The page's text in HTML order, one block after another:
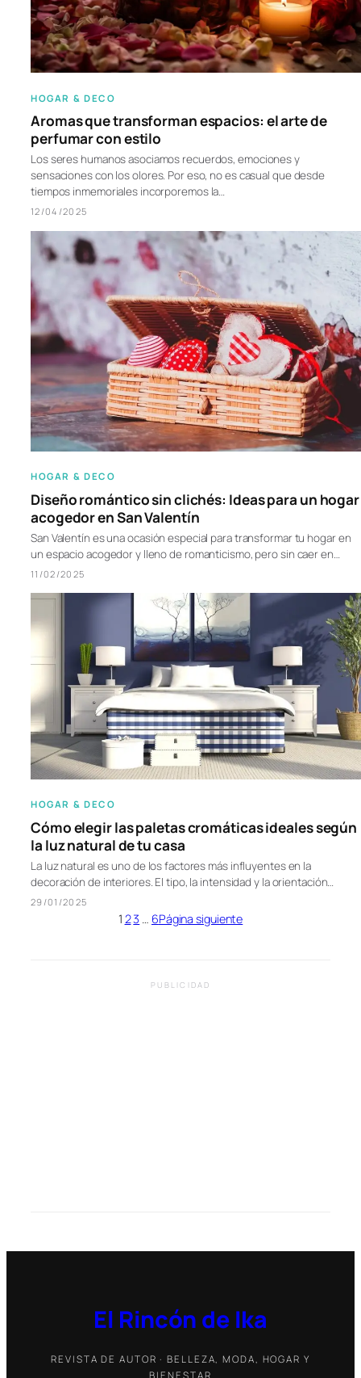
HOGAR & DECO
Aromas que transforman espacios: el arte de
perfumar con estilo
Los seres humanos asociamos recuerdos, emociones y
sensaciones con los olores. Por eso, no es casual que desde
tiempos inmemoriales incorporemos la…
12/04/2025
HOGAR & DECO
Diseño romántico sin clichés: Ideas para un hogar
acogedor en San Valentín
San Valentín es una ocasión especial para transformar tu hogar en
un espacio acogedor y lleno de romanticismo, pero sin caer en…
11/02/2025
HOGAR & DECO
Cómo elegir las paletas cromáticas ideales según
la luz natural de tu casa
La luz natural es uno de los factores más influyentes en la
decoración de interiores. El tipo, la intensidad y la orientación…
29/01/2025
1 23 … 6Página siguiente
PUBLICIDAD
El Rincón de Ika
REVISTA DE AUTOR · BELLEZA, MODA, HOGAR Y